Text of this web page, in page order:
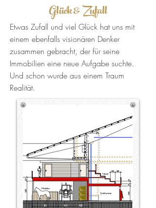
Glück & Zufall
Etwas Zufall und viel Glück hat uns mit
einem ebenfalls visionären Denker
zusammen gebracht, der für seine
Immobilien eine neue Aufgabe suchte.
Und schon wurde aus einem Traum
Realität.